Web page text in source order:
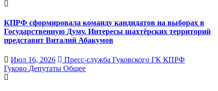
КПРФ сформировала команду кандидатов на выборах в
Государственную Думу. Интересы шахтёрских территорий
представит Виталий Абакумов
Июл 16, 2026
Пресс-служба Гуковского ГК КПРФ
Гуково Депутаты Общее